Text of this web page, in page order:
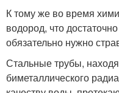
К тому же во время
водород, что
обязательно нужно
Стальные трубы,
биметаллического